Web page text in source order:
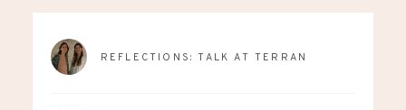
REFLECTIONS: TALK AT TERRAN